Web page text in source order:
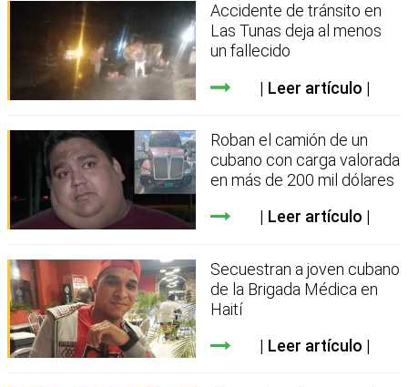
Accidente de tránsito en
Las Tunas deja al menos
un fallecido
Leer artículo
Roban el camión de un
cubano con carga valorada
en más de 200 mil dólares
Leer artículo
Secuestran a joven cubano
de la Brigada Médica en
Haití
Leer artículo